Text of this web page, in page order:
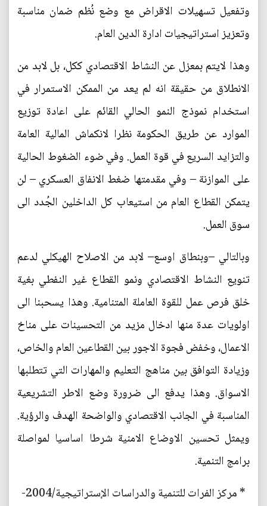
وتفعيل تسهيلات الاقراض مع وضع نُظم ضمان مناسبة
وتعزيز استراتيجيات ادارة الدين العام.
وهذا لايتم بمعزل عن النشاط الاقتصادي ككل، بل لابد من
الانطلاق من حقيقة انه لم يعد من الممكن الاستمرار في
استخدام نموذج النمو الحالي القائم على اعادة توزيع
الموارد عن طريق الحكومة نظرا لانكماش المالية العامة
والتزايد السريع في قوة العمل. وفي ضوء الضغوط الحالية
على الموازنة – وفي مقدمتها ضغط الانفاق العسكري – لن
يتمكن القطاع العام من استيعاب كل الداخلين الجُدد الى
سوق العمل.
وبالتالي –وبنطاق اوسع– لابد من الاصلاح الهيكلي لدعم
تنويع النشاط الاقتصادي ونمو القطاع غير النفطي بغية
خلق فرص عمل للقوة العاملة المتنامية. وهذا يسحبنا الى
اولويات عدة منها ادخال مزيد من التحسينات على مناخ
الاعمال، وخفض فجوة الاجور بين القطاعين العام والخاص،
وزيادة التوافق بين مناهج التعليم والمهارات التي تتطلبها
الاسواق. وهذا يدفع الى ضرورة وضع الاطر التشريعية
المناسبة في الجانب الاقتصادي والواضحة الهدف والرؤية.
ويمثل تحسين الاوضاع الامنية شرطا اساسيا لمواصلة
برامج التنمية.
* مركز الفرات للتنمية والدراسات الإستراتيجية/2004-